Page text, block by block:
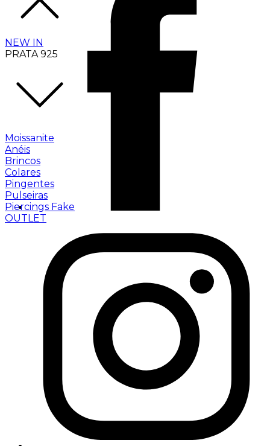
NEW IN
PRATA 925
Moissanite
Anéis
Brincos
Colares
Pingentes
Pulseiras
Piercings Fake
OUTLET